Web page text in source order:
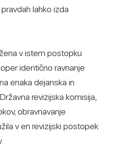
lahko izda
v istem postopku
identično ravnanje
enaka dejanska in
revizijska komisija,
obravnavanje
v en revizijski postopek